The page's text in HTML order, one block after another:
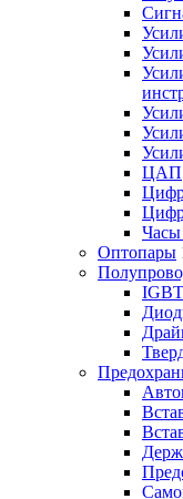
ЦАП
Часы
Оптопары